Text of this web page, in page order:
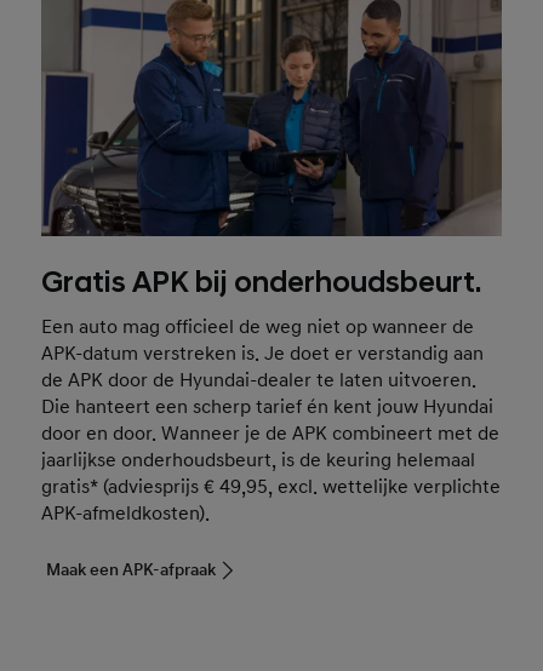
Gratis APK bij onderhoudsbeurt.
Een auto mag officieel de weg niet op wanneer de
APK-datum verstreken is. Je doet er verstandig aan
de APK door de Hyundai-dealer te laten uitvoeren.
Die hanteert een scherp tarief én kent jouw Hyundai
door en door. Wanneer je de APK combineert met de
jaarlijkse onderhoudsbeurt, is de keuring helemaal
gratis* (adviesprijs € 49,95, excl. wettelijke verplichte
APK-afmeldkosten).
Maak een APK-afpraak